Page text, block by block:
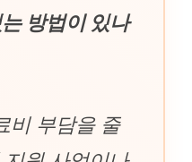
방법이 있나
비 부담을 줄